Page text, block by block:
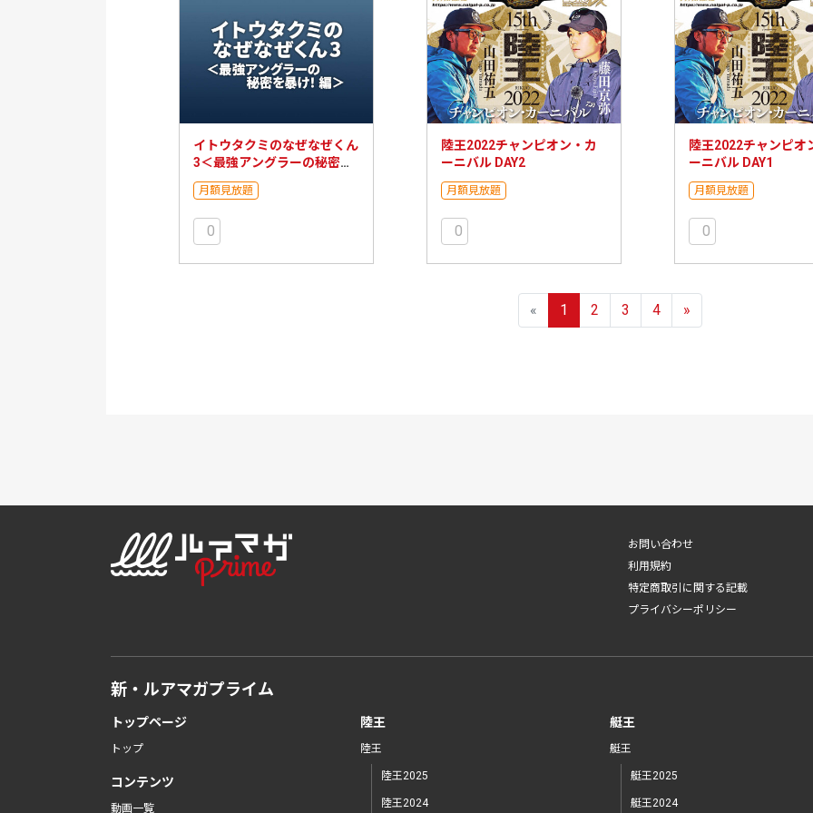
イトウタクミのなぜなぜくん
3＜最強アングラーの秘密を
暴け！編＞
月額見放題
0
陸王2022チャンピオン・カ
ーニバル DAY2
月額見放題
0
陸王2022チャンピオ
ーニバル DAY1
月額見放題
0
« 1 2 3 4 »
お問い合わせ
利用規約
特定商取引に関する記載
プライバシーポリシー
新・ルアマガプライム
トップページ
トップ
コンテンツ
動画一覧
陸王
陸王
陸王2025
陸王2024
艇王
艇王
艇王2025
艇王2024